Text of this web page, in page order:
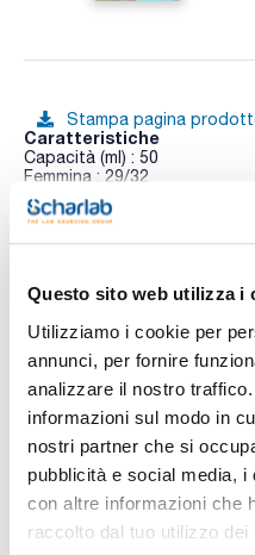
Questo sito web utilizza i
Utilizziamo i cookie per
annunci, per fornire
analizzare il nostro
informazioni sul modo in
nostri partner che si
pubblicità e social media, i
con altre informazioni che
raccolto dal tuo utilizzo dei
Stampa pagina
Caratteristiche
Capacità (ml) : 50
Femmina : 29/32
Conf. (unità) : 1
Beute coniche con collo
Vedi di più
Ti potrebbe